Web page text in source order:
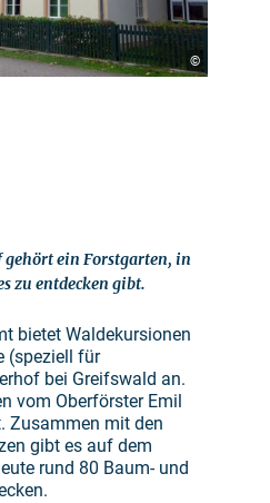
©
gehört ein Forstgarten, in
zu entdecken gibt.
bietet Waldekursionen
(speziell für
bei Greifswald an.
vom Oberförster Emil
Zusammen mit den
gibt es auf dem
rund 80 Baum- und